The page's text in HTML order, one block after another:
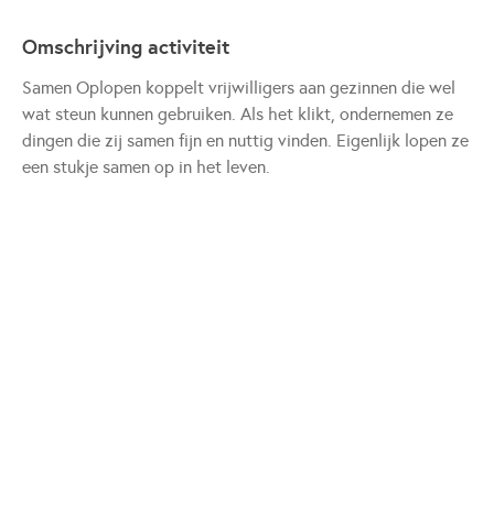
Omschrijving activiteit
Samen Oplopen koppelt vrijwilligers aan gezinnen die wel
wat steun kunnen gebruiken. Als het klikt, ondernemen ze
dingen die zij samen fijn en nuttig vinden. Eigenlijk lopen ze
een stukje samen op in het leven.